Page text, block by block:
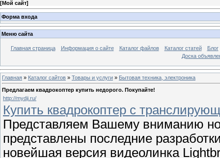
[Мой сайт]
Форма входа
Меню сайта
Главная страница Информация о сайте Каталог файлов Каталог статей
Блог
Доска
Главная » Каталог сайтов » Товары и услуги » Бытовая техника, электроника
Предлагаем квадрокоптер купить недорого. Покупайте!
http://mydji.ru/
Купить квадрокоптер с
Представляем Вашему вниманию
представлены последние
новейшая версия видеолинка